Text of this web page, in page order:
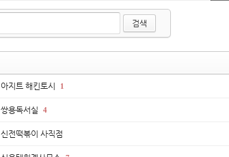
검색
아지트 해킨토시 1
쌍용독서실 4
신전떡볶이 사직점